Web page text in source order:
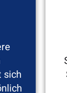
sich